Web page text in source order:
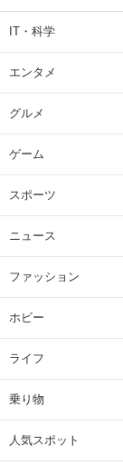
IT・科学
エンタメ
グルメ
ゲーム
スポーツ
ニュース
ファッション
ホビー
ライフ
乗り物
人気スポット